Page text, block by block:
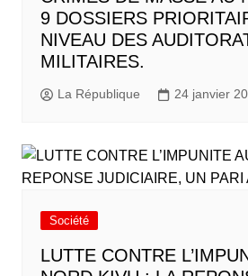
9 DOSSIERS
NIVEAU DES
MILITAIRES.
La République 24 janvier
Société
LUTTE CONTRE